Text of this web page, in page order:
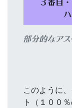
部分的なア
このように
ト（１００